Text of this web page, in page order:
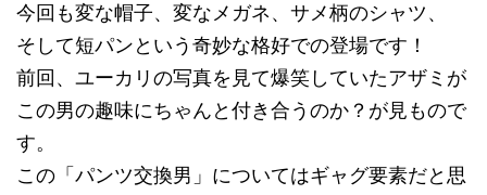
今回も変な帽子、変なメガネ、サメ柄のシャツ、
そして短パンという奇妙な格好での登場です！
前回、ユーカリの写真を見て爆笑していたアザミが
この男の趣味にちゃんと付き合うのか？が見もので
す。
この「パンツ交換男」についてはギャグ要素だと思